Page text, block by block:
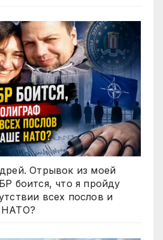
Отрывок из моей
боится, что я пройду
всех послов и
НАТО?